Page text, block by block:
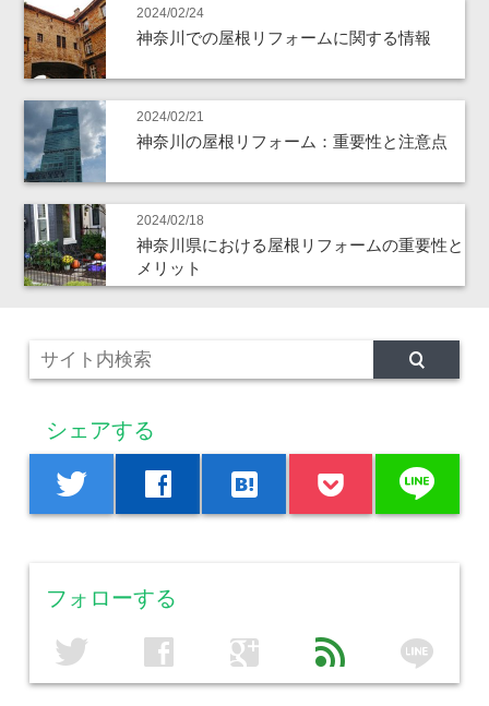
2024/02/24
神奈川での屋根リフォームに関する情報
2024/02/21
神奈川の屋根リフォーム：重要性と注意点
2024/02/18
神奈川県における屋根リフォームの重要性と
メリット
シェアする
twitter facebook hatenabookmark line
フォローする
twitter facebook google feed line